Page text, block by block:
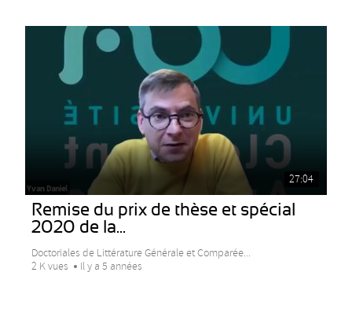
27:04
Remise du prix de thèse et spécial
2020 de la...
Doctoriales de Littérature Générale et Comparée...
2 K vues
Il y a 5 années